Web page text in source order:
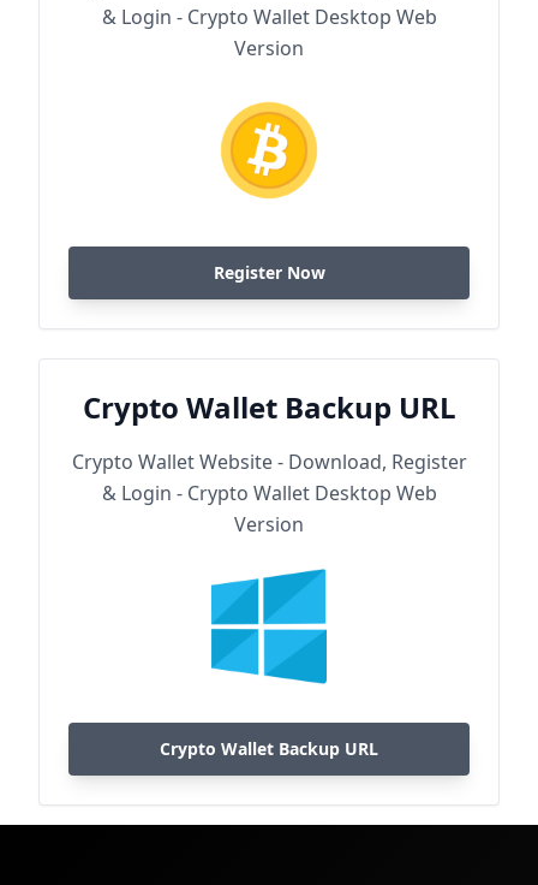
& Login - Crypto Wallet Desktop Web
Version
Register Now
Crypto Wallet Backup URL
Crypto Wallet Website - Download, Register
& Login - Crypto Wallet Desktop Web
Version
Crypto Wallet Backup URL